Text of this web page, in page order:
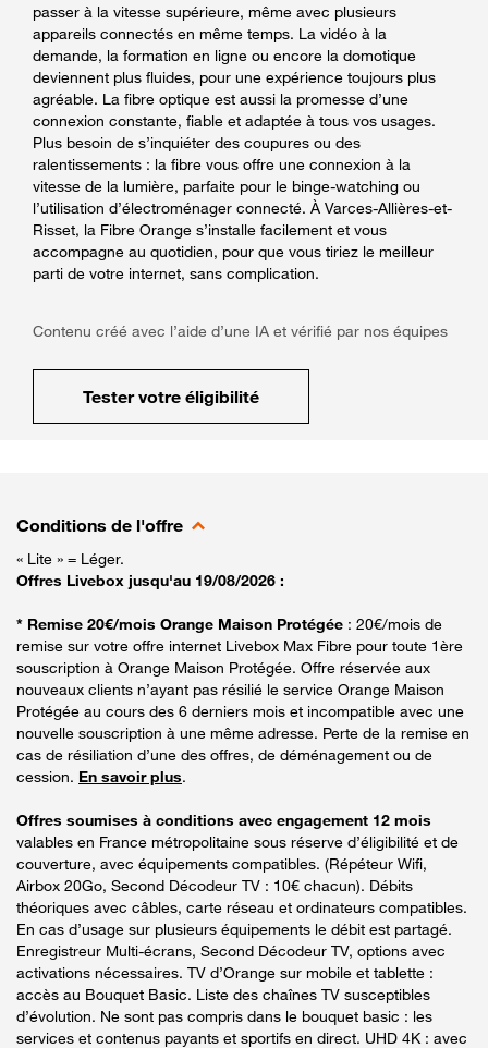
passer à la vitesse supérieure, même avec plusieurs
appareils connectés en même temps. La vidéo à la
demande, la formation en ligne ou encore la domotique
deviennent plus fluides, pour une expérience toujours plus
agréable. La fibre optique est aussi la promesse d’une
connexion constante, fiable et adaptée à tous vos usages.
Plus besoin de s’inquiéter des coupures ou des
ralentissements : la fibre vous offre une connexion à la
vitesse de la lumière, parfaite pour le binge-watching ou
l’utilisation d’électroménager connecté. À Varces-Allières-et-
Risset, la Fibre Orange s’installe facilement et vous
accompagne au quotidien, pour que vous tiriez le meilleur
parti de votre internet, sans complication.
Contenu créé avec l’aide d’une IA et vérifié par nos équipes
Tester votre éligibilité
Conditions de l'offre
« Lite » = Léger.
Offres Livebox jusqu'au 19/08/2026 :
* Remise 20€/mois Orange Maison Protégée : 20€/mois de
remise sur votre offre internet Livebox Max Fibre pour toute 1ère
souscription à Orange Maison Protégée. Offre réservée aux
nouveaux clients n’ayant pas résilié le service Orange Maison
Protégée au cours des 6 derniers mois et incompatible avec une
nouvelle souscription à une même adresse. Perte de la remise en
cas de résiliation d’une des offres, de déménagement ou de
cession. En savoir plus.
Offres soumises à conditions avec engagement 12 mois
valables en France métropolitaine sous réserve d’éligibilité et de
couverture, avec équipements compatibles. (Répéteur Wifi,
Airbox 20Go, Second Décodeur TV : 10€ chacun). Débits
théoriques avec câbles, carte réseau et ordinateurs compatibles.
En cas d’usage sur plusieurs équipements le débit est partagé.
Enregistreur Multi-écrans, Second Décodeur TV, options avec
activations nécessaires. TV d’Orange sur mobile et tablette :
accès au Bouquet Basic. Liste des chaînes TV susceptibles
d’évolution. Ne sont pas compris dans le bouquet basic : les
services et contenus payants et sportifs en direct. UHD 4K : avec